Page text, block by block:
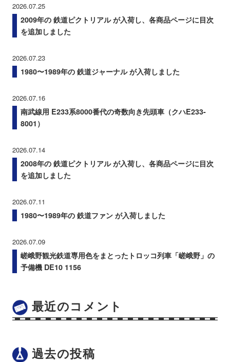
2026.07.25
2009年の 鉄道ピクトリアル が入荷し、各商品ページに目次
を追加しました
2026.07.23
1980〜1989年の 鉄道ジャーナル が入荷しました
2026.07.16
南武線用 E233系8000番代の奇数向き先頭車（クハE233-
8001）
2026.07.14
2008年の 鉄道ピクトリアル が入荷し、各商品ページに目次
を追加しました
2026.07.11
1980〜1989年の 鉄道ファン が入荷しました
2026.07.09
嵯峨野観光鉄道専用色をまとったトロッコ列車「嵯峨野」の
予備機 DE10 1156
最近のコメント
過去の投稿